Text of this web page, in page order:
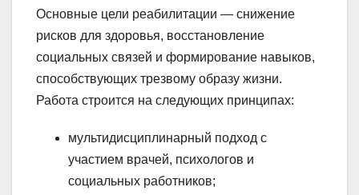
Основные цели реабилитации — снижение
рисков для здоровья, восстановление
социальных связей и формирование навыков,
способствующих трезвому образу жизни.
Работа строится на следующих принципах:
мультидисциплинарный подход с
участием врачей, психологов и
социальных работников;